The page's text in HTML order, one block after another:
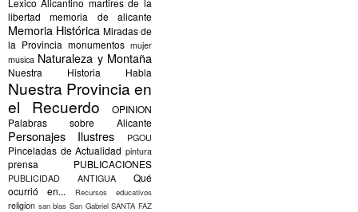
libertad
memoria de alicante
Memoria Histórica Miradas de
la Provincia monumentos mujer
musica Naturaleza y Montaña
Nuestra Historia Habla
Nuestra Provincia en
el Recuerdo
OPINION
Palabras sobre Alicante
Personajes Ilustres PGOU
Pinceladas de Actualidad pintura
prensa PUBLICACIONES
PUBLICIDAD ANTIGUA
Qué
ocurrió en...
Recursos educativos
religion san blas San Gabriel SANTA FAZ